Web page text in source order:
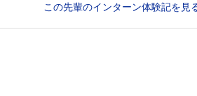
この先輩のインターン体験記を見